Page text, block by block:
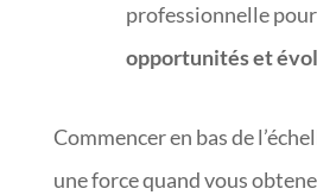
professionnelle pour
opportunités et
Commencer en bas de
une force quand vous